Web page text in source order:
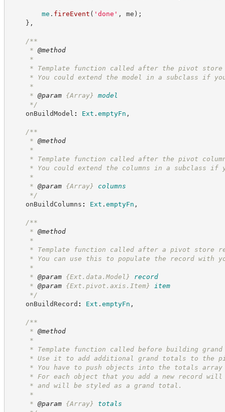
me . fireEvent ( ' done ' , me ) ;
} ,
/**
* @method
*
* Template function called after the pivot store
* You could extend the model in a subclass if you
*
* @param {Array}
model
*/
onBuildModel : Ext . emptyFn ,
/**
* @method
*
* Template function called after the pivot
* You could extend the columns in a subclass if
*
* @param {Array}
columns
*/
onBuildColumns : Ext . emptyFn ,
/**
* @method
*
* Template function called after a pivot store
* You can use this to populate the record with
*
* @param {Ext.data.Model}
record
* @param {Ext.pivot.axis.Item}
item
*/
onBuildRecord : Ext . emptyFn ,
/**
* @method
*
* Template function called before building grand
* Use it to add additional grand totals to the
* You have to push objects into the totals array
* For each object that you add a new record will
* and will be styled as a grand total.
*
* @param {Array}
totals